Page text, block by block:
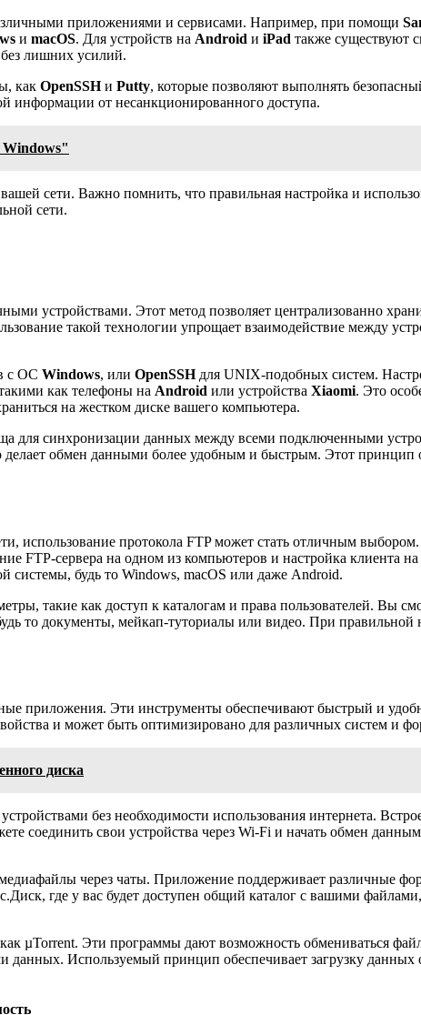
приложениями и сервисами. Например, при помощи
и macOS. Для устройств на Android и iPad также существуют
лишних усилий.
как OpenSSHи Putty, которые позволяют выполнять
информации от несанкционированного доступа.
Windows"
сети. Важно помнить, что правильная настройка и
сети.
устройствами. Этот метод позволяет централизованно
такой технологии упрощает взаимодействие между
с ОС Windows, или OpenSSHдля UNIX-подобных систем.
как телефоны на Android или устройства Xiaomi. Это
на жестком диске вашего компьютера.
для синхронизации данных между всеми подключенными
обмен данными более удобным и быстрым. Этот принцип
протокола FTP может стать отличным выбором.
FTP-сервера на одном из компьютеров и настройка клиента на
системы, будь то Windows, macOS или даже Android.
такие как доступ к каталогам и права пользователей. Вы
то документы, мейкап-туториалы или видео. При правильной
приложения. Эти инструменты обеспечивают быстрый и
и может быть оптимизировано для различных систем и
диска
без необходимости использования интернета.
соединить свои устройства через Wi-Fi и начать обмен
через чаты. Приложение поддерживает различные
где у вас будет доступен общий каталог с вашими
µTorrent. Эти программы дают возможность обмениваться
Используемый принцип обеспечивает загрузку данных